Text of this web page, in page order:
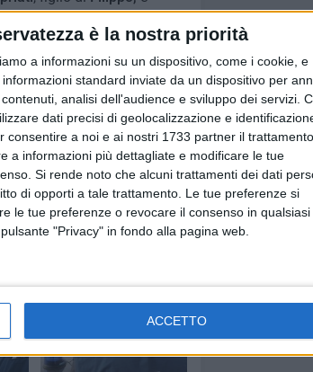
è la nostra priorità
a informazioni su un dispositivo, come i cookie, e
standard inviate da un dispositivo per
analisi dell'audience e sviluppo dei servizi.
dati precisi di geolocalizzazione e
a noi e ai nostri 1733 partner il
a informazioni più dettagliate e modificare le tue
Si rende noto che alcuni trattamenti dei dati
di opporti a tale trattamento. Le tue preferenze si
le tue preferenze o revocare il consenso in qualsiasi
"Privacy" in fondo alla pagina web.
ACCETTO
2026
Di Palo è il nuovo
della Confraternita di
SS del Rosario